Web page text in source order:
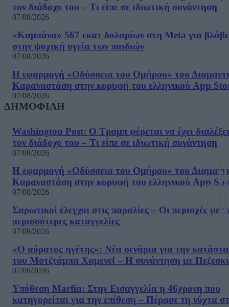
τον διάδοχο του – Τι είπε σε ιδιωτική συνάντηση
07/08/2026
«Καμπάνα» 567 εκατ δολαρίων στη Meta για
στην ψυχική υγεία των παιδιών
07/08/2026
Η εφαρμογή «Οδύσσεια του Ομήρου» του
Καραναστάση στην κορυφή του ελληνικού App
07/08/2026
ΔΗΜΟΦΙΛΗ
Washington Post: Ο Τραμπ φέρεται να έχει διαλέξει
τον διάδοχο του – Τι είπε σε ιδιωτική συνάντηση
07/08/2026
Η εφαρμογή «Οδύσσεια του Ομήρου» του
Καραναστάση στην κορυφή του ελληνικού App
07/08/2026
Σαρωτικοί έλεγχοι στις παραλίες – Οι περιοχές με
περισσότερες καταγγελίες
07/08/2026
«Ο αόρατος ηγέτης»: Νέα σενάρια για την
του Μοτζτάμπα Χαμενεΐ – Η συνάντηση με
07/08/2026
Υπόθεση Marfin: Στην Εισαγγελία η 46χρονη που
κατηγορείται για την επίθεση – Πέρασε τη νύχτα